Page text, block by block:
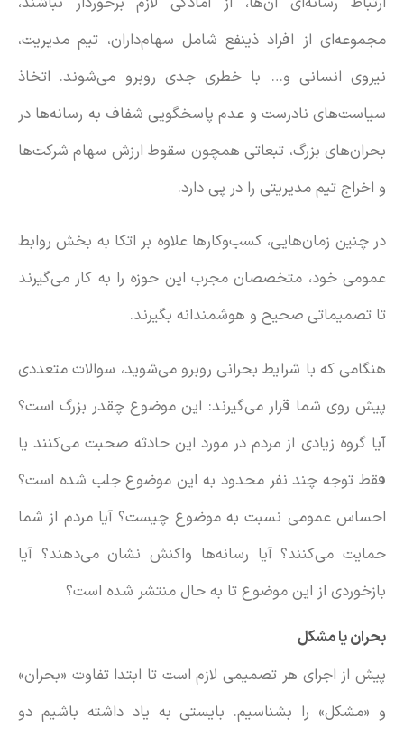
مجموعه‌ای از افراد ذینفع شامل سهام‌داران، تیم مدیریت،
نیروی انسانی و… با خطری جدی روبرو می‌شوند. اتخاذ
سیاست‌های نادرست و عدم پاسخگویی شفاف به رسانه‌ها در
بحران‌های بزرگ، تبعاتی همچون سقوط ارزش سهام شرکت‌ها
و اخراج تیم مدیریتی را در پی دارد.
در چنین زمان‌هایی، کسب‌وکارها علاوه بر اتکا به بخش روابط
عمومی خود، متخصصان مجرب این حوزه را به کار می‌گیرند
تا تصمیماتی صحیح و هوشمندانه بگیرند.
هنگامی که با شرایط بحرانی روبرو می‌شوید، سوالات متعددی
پیش روی شما قرار می‌گیرند: این موضوع چقدر بزرگ است؟
آیا گروه زیادی از مردم در مورد این حادثه صحبت می‌کنند یا
فقط توجه چند نفر محدود به این موضوع جلب شده است؟
احساس عمومی نسبت به موضوع چیست؟ آیا مردم از شما
حمایت می‌کنند؟ آیا رسانه‌ها واکنش نشان می‌دهند؟ آیا
بازخوردی از این موضوع تا به حال منتشر شده است؟
بحران یا مشکل
پیش از اجرای هر تصمیمی لازم است تا ابتدا تفاوت «بحران»
و «مشکل» را بشناسیم. بایستی به یاد داشته باشیم دو